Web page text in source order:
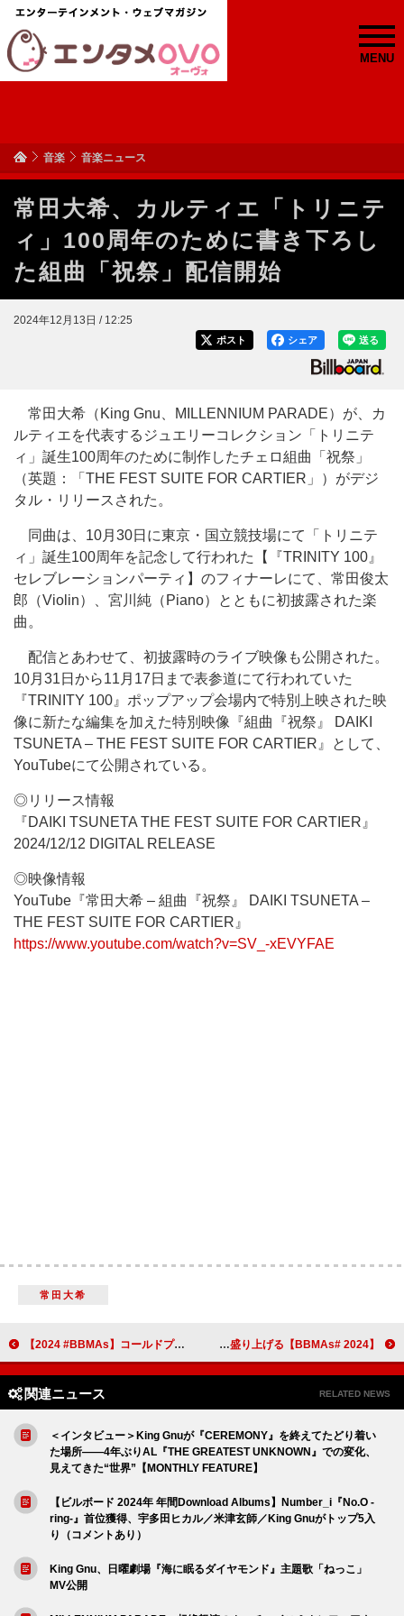
MENU
音楽 音楽ニュース
常田大希、カルティエ「トリニテ
ィ」100周年のために書き下ろし
た組曲「祝祭」配信開始
2024年12月13日 / 12:25
送る
シェア
ポスト
常田大希（King Gnu、MILLENNIUM PARADE）が、カ
ルティエを代表するジュエリーコレクション「トリニテ
ィ」誕生100周年のために制作したチェロ組曲「祝祭」
（英題：「THE FEST SUITE FOR CARTIER」）がデジ
タル・リリースされた。
同曲は、10月30日に東京・国立競技場にて「トリニテ
ィ」誕生100周年を記念して行われた【『TRINITY 100』
セレブレーションパーティ】のフィナーレにて、常田俊太
郎（Violin）、宮川純（Piano）とともに初披露された楽
曲。
配信とあわせて、初披露時のライブ映像も公開された。
10月31日から11月17日まで表参道にて行われていた
『TRINITY 100』ポップアップ会場内で特別上映された映
像に新たな編集を加えた特別映像『組曲『祝祭』 DAIKI
TSUNETA – THE FEST SUITE FOR CARTIER』として、
YouTubeにて公開されている。
◎リリース情報
『DAIKI TSUNETA THE FEST SUITE FOR CARTIER』
2024/12/12 DIGITAL RELEASE
◎映像情報
YouTube『常田大希 – 組曲『祝祭』 DAIKI TSUNETA –
THE FEST SUITE FOR CARTIER』
https://www.youtube.com/watch?v=SV_-xEVYFAE
常田大希
【2024 #BBMAs】コールドプレイ、2年連続で＜トップ・ロック・ツアー・アーティスト＞受賞＆「All My Love」演奏 【2024 #BBMAs】タイラ、「Push 2 Start」「Shake Ah」のパフォーマンスで大いに盛り上げる
関連ニュース RELATED NEWS
＜インタビュー＞King Gnuが『CEREMONY』を終えてたどり着い
た場所――4年ぶりAL『THE GREATEST UNKNOWN』での変化、
見えてきた“世界”【MONTHLY FEATURE】
【ビルボード 2024年 年間Download Albums】Number_i『No.O -
ring-』首位獲得、宇多田ヒカル／米津玄師／King Gnuがトップ5入
り（コメントあり）
King Gnu、日曜劇場『海に眠るダイヤモンド』主題歌「ねっこ」
MV公開